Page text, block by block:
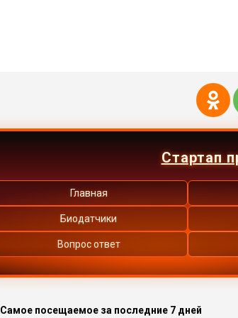
Стартап
Главная
Биодатчики
Вопрос ответ
Самое посещаемое за последние 7 дней